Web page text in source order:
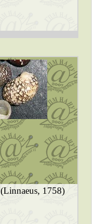
(Linnaeus, 1758)